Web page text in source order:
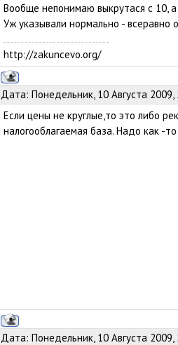
Вообще непонимаю выкрутася с 10,
Уж указывали нормально - всеравно
http://zakuncevo.org/
Дата: Понедельник, 10 Августа
Если цены не круглые,то это либо
налогооблагаемая база. Надо как -
Дата: Понедельник, 10 Августа